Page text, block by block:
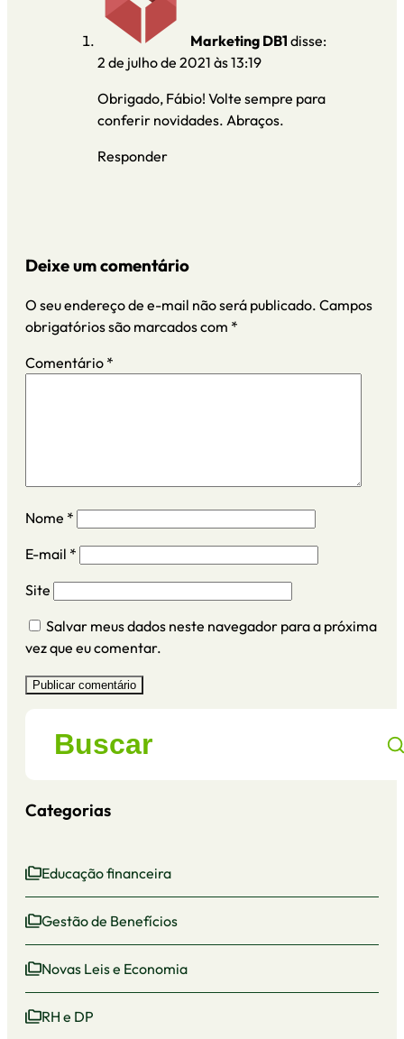
Marketing DB1 disse:
2 de julho de 2021 às 13:19
Obrigado, Fábio! Volte sempre para
conferir novidades. Abraços.
Responder
Deixe um comentário
O seu endereço de e-mail não será publicado. Campos
obrigatórios são marcados com *
Comentário *
Nome *
E-mail *
Site
Salvar meus dados neste navegador para a próxima
vez que eu comentar.
Categorias
Educação financeira
Gestão de Benefícios
Novas Leis e Economia
RH e DP